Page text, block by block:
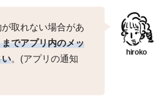
取れない場合があ
でアプリ内のメッ
い。(アプリの通知